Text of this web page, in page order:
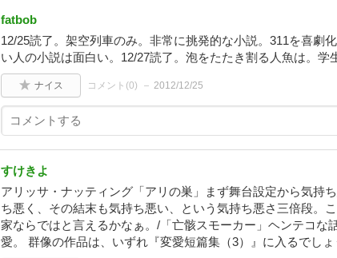
fatbob
12/25読了。架空列車のみ。非常に挑発的な小説。311を喜劇
い人の小説は面白い。12/27読了。泡をたたき割る人魚は。学
ナイス コメント(0) 2012/12/25
すけきよ
アリッサ・ナッティング「アリの巣」まず舞台設定から気持
ち悪く、その結末も気持ち悪い、という気持ち悪さ三倍段。
家ならではと言えるかなぁ。/「亡骸スモーカー」ヘンテコな
愛。 群像の作品は、いずれ『変愛短篇集（3）』に入るでしょ